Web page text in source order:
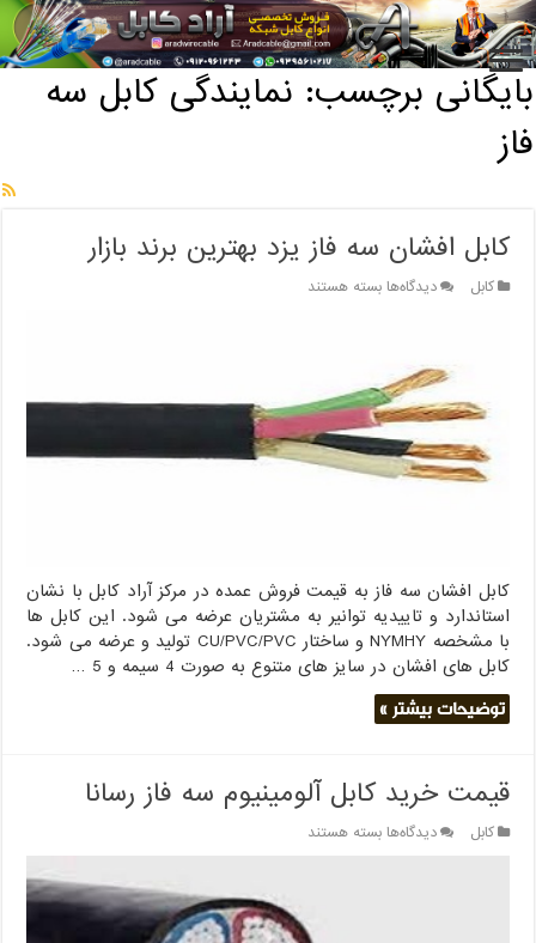
خانه / بایگانی برچسب: نمایندگی کابل سه فاز
بایگانی برچسب: نمایندگی کابل سه
فاز
کابل افشان سه فاز یزد بهترین برند بازار
کابل دیدگاه‌هابرای
یزد
بهترین
برند
بازار
بسته هستند
کابل افشان سه فاز به قیمت فروش عمده در مرکز آراد کابل با نشان
استاندارد و تاییدیه توانیر به مشتریان عرضه می شود. این کابل ها
با مشخصه NYMHY و ساختار CU/PVC/PVC تولید و عرضه می شود.
کابل های افشان در سایز های متنوع به صورت 4 سیمه و 5 …
توضیحات بیشتر »
قیمت خرید کابل آلومینیوم سه فاز رسانا
کابل دیدگاه‌هابرای
بسته هستند